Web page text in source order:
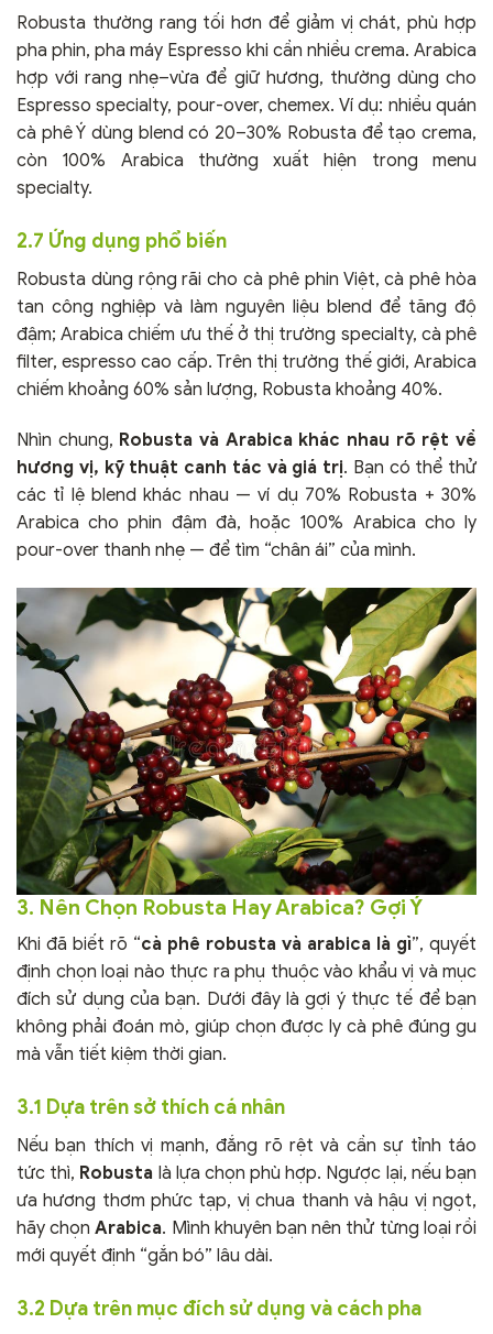
Robusta thường rang tối hơn để giảm vị chát, phù hợp
pha phin, pha máy Espresso khi cần nhiều crema. Arabica
hợp với rang nhẹ–vừa để giữ hương, thường dùng cho
Espresso specialty, pour-over, chemex. Ví dụ: nhiều quán
cà phê Ý dùng blend có 20–30% Robusta để tạo crema,
còn 100% Arabica thường xuất hiện trong menu
specialty.
2.7 Ứng dụng phổ biến
Robusta dùng rộng rãi cho cà phê phin Việt, cà phê hòa
tan công nghiệp và làm nguyên liệu blend để tăng độ
đậm; Arabica chiếm ưu thế ở thị trường specialty, cà phê
filter, espresso cao cấp. Trên thị trường thế giới, Arabica
chiếm khoảng 60% sản lượng, Robusta khoảng 40%.
Nhìn chung, Robusta và Arabica khác nhau rõ rệt về
hương vị, kỹ thuật canh tác và giá trị. Bạn có thể thử
các tỉ lệ blend khác nhau — ví dụ 70% Robusta + 30%
Arabica cho phin đậm đà, hoặc 100% Arabica cho ly
pour-over thanh nhẹ — để tìm “chân ái” của mình.
3. Nên Chọn Robusta Hay Arabica? Gợi Ý
Khi đã biết rõ “cà phê robusta và arabica là gì”, quyết
định chọn loại nào thực ra phụ thuộc vào khẩu vị và mục
đích sử dụng của bạn. Dưới đây là gợi ý thực tế để bạn
không phải đoán mò, giúp chọn được ly cà phê đúng gu
mà vẫn tiết kiệm thời gian.
3.1 Dựa trên sở thích cá nhân
Nếu bạn thích vị mạnh, đắng rõ rệt và cần sự tỉnh táo
tức thì, Robusta là lựa chọn phù hợp. Ngược lại, nếu bạn
ưa hương thơm phức tạp, vị chua thanh và hậu vị ngọt,
hãy chọnArabica. Mình khuyên bạn nên thử từng loại rồi
mới quyết định “gắn bó” lâu dài.
3.2 Dựa trên mục đích sử dụng và cách pha